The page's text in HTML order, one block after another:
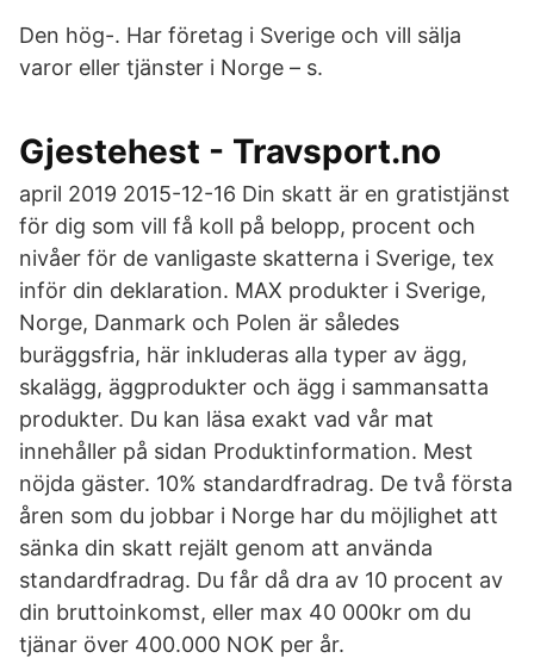
Den hög-. Har företag i Sverige och vill sälja
varor eller tjänster i Norge – s.
Gjestehest - Travsport.no
april 2019 2015-12-16 Din skatt är en gratistjänst
för dig som vill få koll på belopp, procent och
nivåer för de vanligaste skatterna i Sverige, tex
inför din deklaration. MAX produkter i Sverige,
Norge, Danmark och Polen är således
buräggsfria, här inkluderas alla typer av ägg,
skalägg, äggprodukter och ägg i sammansatta
produkter. Du kan läsa exakt vad vår mat
innehåller på sidan Produktinformation. Mest
nöjda gäster. 10% standardfradrag. De två första
åren som du jobbar i Norge har du möjlighet att
sänka din skatt rejält genom att använda
standardfradrag. Du får då dra av 10 procent av
din bruttoinkomst, eller max 40 000kr om du
tjänar över 400.000 NOK per år.